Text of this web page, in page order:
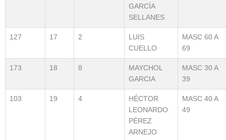
GARCÍA
SELLANES
127 17 2
LUIS
CUELLO
MASC 60 A
69
173 18 8
MAYCHOL
GARCIA
MASC 30 A
39
103 19 4
HÉCTOR
LEONARDO
PÉREZ
ARNEJO
MASC 40 A
49